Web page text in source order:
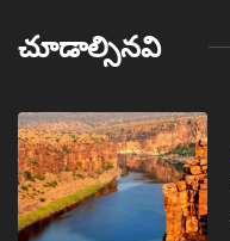
చూడాల్సినవి